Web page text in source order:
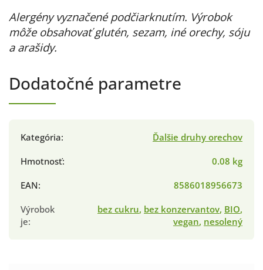
Alergény vyznačené podčiarknutím. Výrobok
môže obsahovať glutén, sezam, iné orechy, sóju
a arašidy.
Dodatočné parametre
Kategória:
Ďalšie druhy orechov
Hmotnosť:
0.08 kg
EAN:
8586018956673
Výrobok
je:
bez cukru, bez konzervantov, BIO,
vegan, nesolený